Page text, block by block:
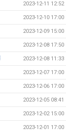
2023-12-11 12:52
2023-12-10 17:00
2023-12-09 15:00
2023-12-08 17:50
2023-12-08 11:33
2023-12-07 17:00
2023-12-06 17:00
2023-12-05 08:41
2023-12-02 15:00
2023-12-01 17:00